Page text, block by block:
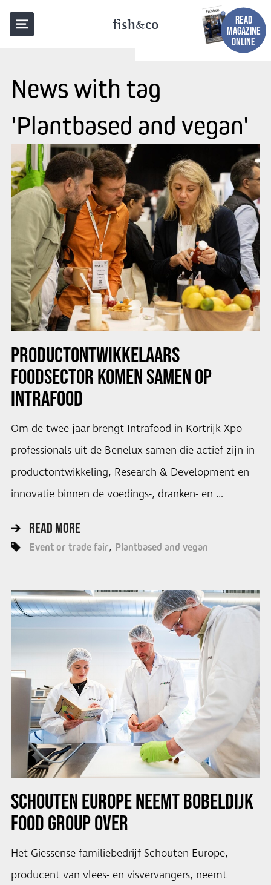
fishco
READ
MAGAZINE
ONLINE
News with tag
'Plantbased and vegan'
PRODUCTONTWIKKELAARS
FOODSECTOR KOMEN SAMEN OP
INTRAFOOD
Om de twee jaar brengt Intrafood in Kortrijk Xpo
professionals uit de Benelux samen die actief zijn in
productontwikkeling, Research & Development en
innovatie binnen de voedings-, dranken- en …
READ MORE
Event or trade fair Plantbased and vegan
SCHOUTEN EUROPE NEEMT BOBELDIJK
FOOD GROUP OVER
Het Giessense familiebedrijf Schouten Europe,
producent van vlees- en visvervangers, neemt